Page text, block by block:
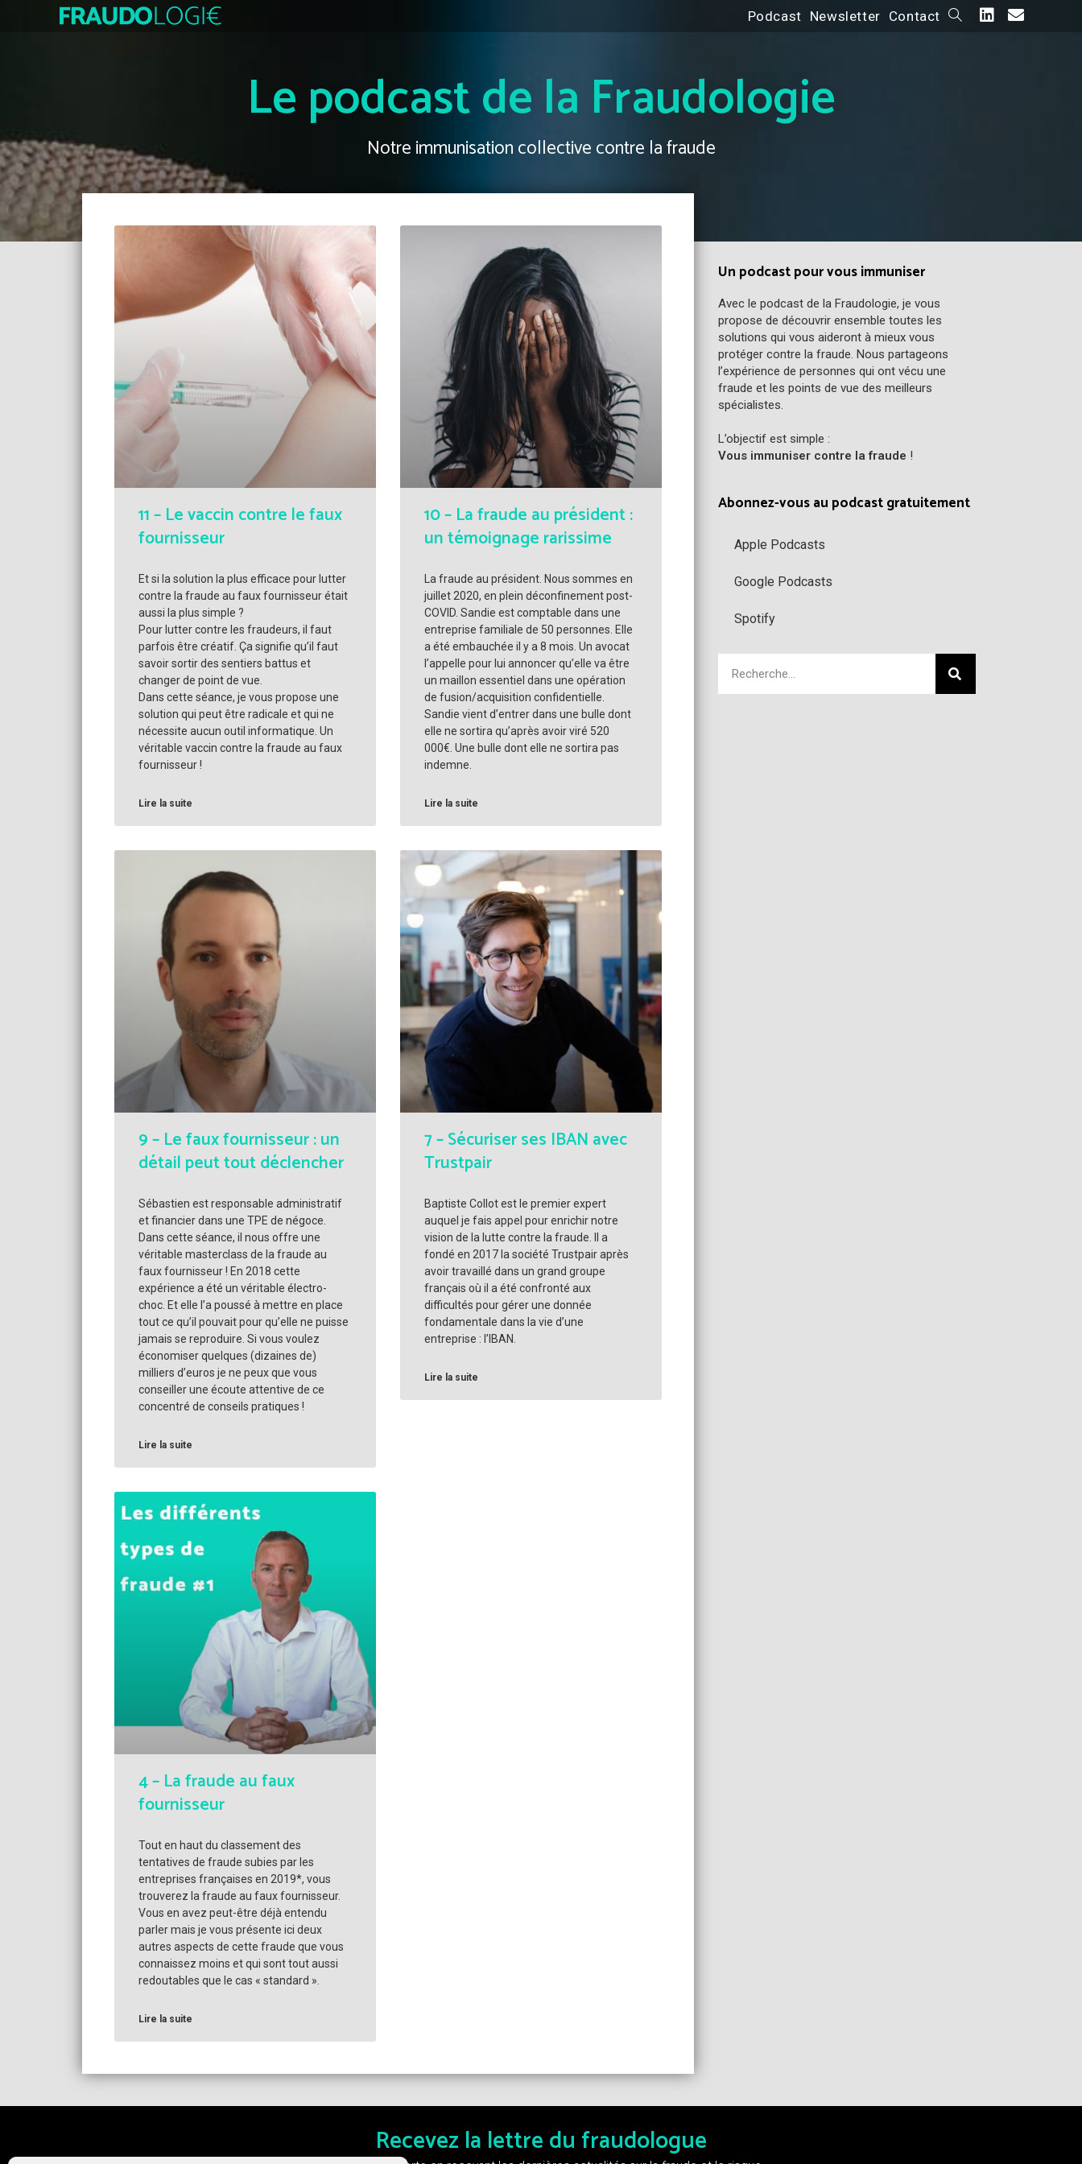
Podcast Newsletter Contact
Le podcast de la Fraudologie
Notre immunisation collective contre la fraude
11 – Le vaccin contre le faux
fournisseur
Et si la solution la plus efficace pour lutter
contre la fraude au faux fournisseur était
aussi la plus simple ?
Pour lutter contre les fraudeurs, il faut
parfois être créatif. Ça signifie qu’il faut
savoir sortir des sentiers battus et
changer de point de vue.
Dans cette séance, je vous propose une
solution qui peut être radicale et qui ne
nécessite aucun outil informatique. Un
véritable vaccin contre la fraude au faux
fournisseur !
Lire la suite
10 – La fraude au président :
un témoignage rarissime
La fraude au président. Nous sommes en
juillet 2020, en plein déconfinement post-
COVID. Sandie est comptable dans une
entreprise familiale de 50 personnes. Elle
a été embauchée il y a 8 mois. Un avocat
l’appelle pour lui annoncer qu’elle va être
un maillon essentiel dans une opération
de fusion/acquisition confidentielle.
Sandie vient d’entrer dans une bulle dont
elle ne sortira qu’après avoir viré 520
000€. Une bulle dont elle ne sortira pas
indemne.
Lire la suite
9 – Le faux fournisseur : un
détail peut tout déclencher
Sébastien est responsable administratif
et financier dans une TPE de négoce.
Dans cette séance, il nous offre une
véritable masterclass de la fraude au
faux fournisseur ! En 2018 cette
expérience a été un véritable électro-
choc. Et elle l’a poussé à mettre en place
tout ce qu’il pouvait pour qu’elle ne puisse
jamais se reproduire. Si vous voulez
économiser quelques (dizaines de)
milliers d’euros je ne peux que vous
conseiller une écoute attentive de ce
concentré de conseils pratiques !
Lire la suite
7 – Sécuriser ses IBAN avec
Trustpair
Baptiste Collot est le premier expert
auquel je fais appel pour enrichir notre
vision de la lutte contre la fraude. Il a
fondé en 2017 la société Trustpair après
avoir travaillé dans un grand groupe
français où il a été confronté aux
difficultés pour gérer une donnée
fondamentale dans la vie d’une
entreprise : l’IBAN.
Lire la suite
4 – La fraude au faux
fournisseur
Tout en haut du classement des
tentatives de fraude subies par les
entreprises françaises en 2019*, vous
trouverez la fraude au faux fournisseur.
Vous en avez peut-être déjà entendu
parler mais je vous présente ici deux
autres aspects de cette fraude que vous
connaissez moins et qui sont tout aussi
redoutables que le cas « standard ».
Lire la suite
Un podcast pour vous immuniser
Avec le podcast de la Fraudologie, je vous
propose de découvrir ensemble toutes les
solutions qui vous aideront à mieux vous
protéger contre la fraude. Nous partageons
l’expérience de personnes qui ont vécu une
fraude et les points de vue des meilleurs
spécialistes.
L’objectif est simple :
Vous immuniser contre la fraude !
Abonnez-vous au podcast gratuitement
Apple Podcasts
Google Podcasts
Spotify
Recevez la lettre du fraudologue